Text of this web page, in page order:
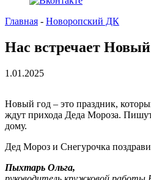
Главная - Новоропский ДК
Нас встречает Новый
1.01.2025
Новый год – это праздник,
ждут прихода Деда Мороза.
дому.
Дед Мороз и Снегурочка
Пыхтарь Ольга,